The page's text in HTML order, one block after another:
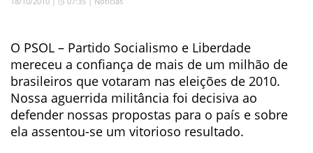
O PSOL – Partido Socialismo e Liberdade
mereceu a confiança de mais de um milhão de
brasileiros que votaram nas eleições de 2010.
Nossa aguerrida militância foi decisiva ao
defender nossas propostas para o país e sobre
ela assentou-se um vitorioso resultado.